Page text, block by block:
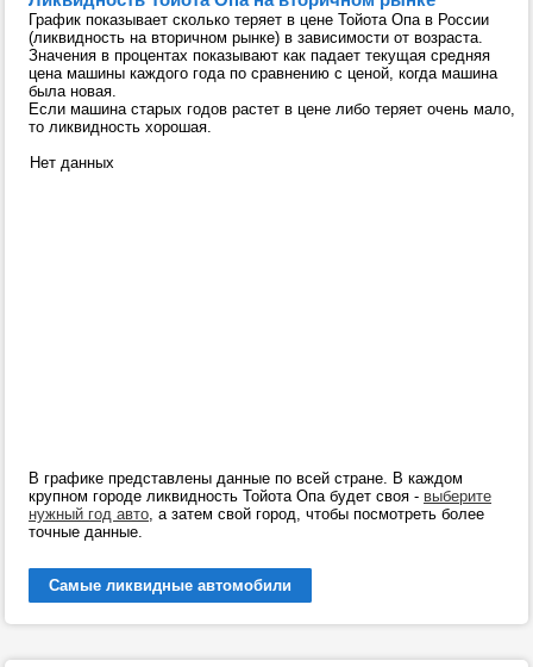
График показывает сколько теряет в цене Тойота Опа в России
(ликвидность на вторичном рынке) в зависимости от возраста.
Значения в процентах показывают как падает текущая средняя
цена машины каждого года по сравнению с ценой, когда машина
была новая.
Если машина старых годов растет в цене либо теряет очень мало,
то ликвидность хорошая.
Нет данных
В графике представлены данные по всей стране. В каждом
крупном городе ликвидность Тойота Опа будет своя - выберите
нужный год авто, а затем свой город, чтобы посмотреть более
точные данные.
Самые ликвидные автомобили